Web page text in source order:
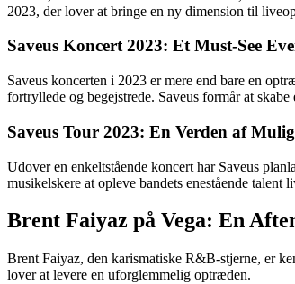
2023, der lover at bringe en ny dimension til
Saveus Koncert 2023: Et Must-See
Saveus koncerten i 2023 er mere end bare en
fortryllede og begejstrede. Saveus formår at
Saveus Tour 2023: En Verden af
Udover en enkeltstående koncert har Saveus
musikelskere at opleve bandets enestående talent
Brent Faiyaz på Vega: En
Brent Faiyaz, den karismatiske R&B-stjerne, er
lover at levere en uforglemmelig optræden.